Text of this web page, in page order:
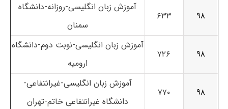
۹۸ ۶۳۳
آموزش زبان انگلیسی-روزانه-دانشگاه
سمنان
۹۸ ۷۲۶
آموزش زبان انگلیسی-نوبت دوم-دانشگاه
ارومیه
۹۸ ۷۷۰
آموزش زبان انگلیسی-غیرانتفاعی-
دانشگاه غیرانتفاعی خاتم-تهران